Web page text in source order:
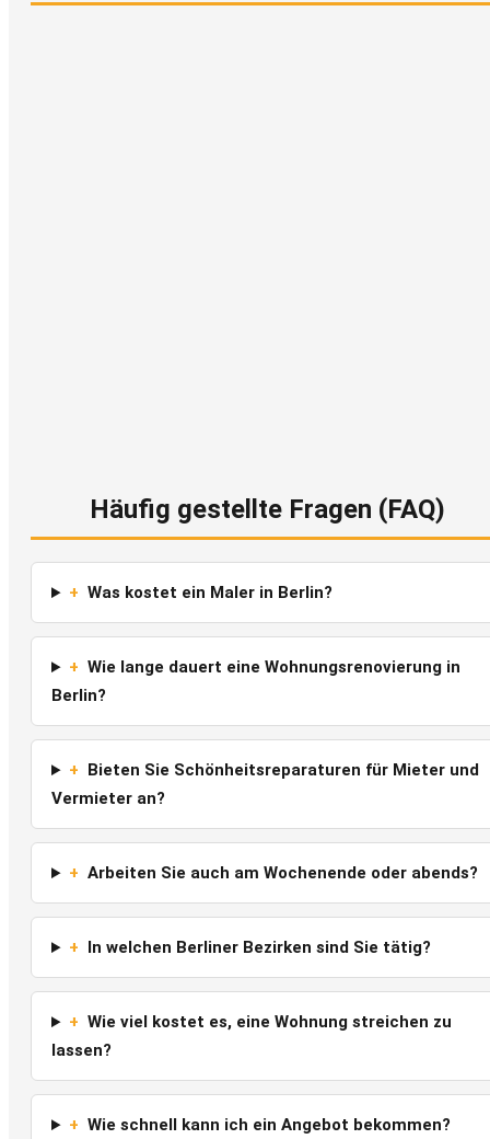
Häufig gestellte Fragen (FAQ)
+ Was kostet ein Maler in Berlin?
+ Wie lange dauert eine Wohnungsrenovierung in
Berlin?
+ Bieten Sie Schönheitsreparaturen für Mieter und
Vermieter an?
+ Arbeiten Sie auch am Wochenende oder abends?
+ In welchen Berliner Bezirken sind Sie tätig?
+ Wie viel kostet es, eine Wohnung streichen zu
lassen?
+ Wie schnell kann ich ein Angebot bekommen?